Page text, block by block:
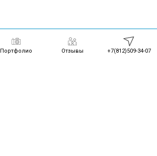
Портфолио Отзывы +7(812)509-34-07